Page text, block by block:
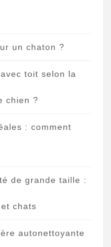
un chaton ?
toit selon la
chien ?
: comment
de grande taille :
chats
autonettoyante